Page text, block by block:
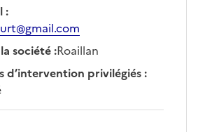
:
société:Roaillan
d’intervention privilégiés: